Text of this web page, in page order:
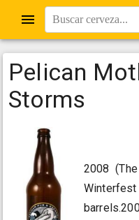
Buscar cerveza...
Pelican
Storms
2008